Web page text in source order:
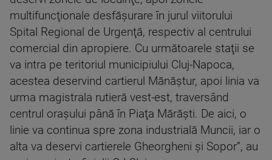
multifuncţionale desfăşurare în jurul viitorului
Spital Regional de Urgenţă, respectiv al centrului
comercial din apropiere. Cu următoarele staţii se
va intra pe teritoriul municipiului Cluj-Napoca,
acestea deservind cartierul Mănăştur, apoi linia va
urma magistrala rutieră vest-est, traversând
centrul oraşului până în Piaţa Mărăşti. De aici, o
linie va continua spre zona industrială Muncii, iar o
alta va deservi cartierele Gheorgheni şi Sopor”, au